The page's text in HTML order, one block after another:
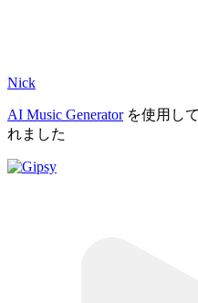
Nick
AI Music Generatorを使用して
れました